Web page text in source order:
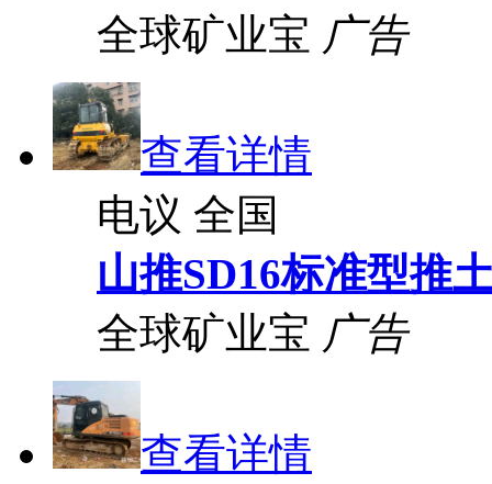
全球矿业宝 广告
查看详情
电议 全国
山推SD16标准型推
全球矿业宝 广告
查看详情